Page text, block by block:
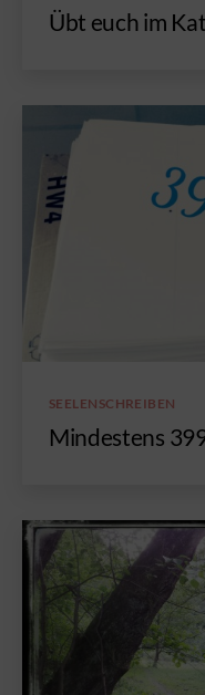
Übt euch im
Kategorien
SEELENSCHREIBEN
Mindestens